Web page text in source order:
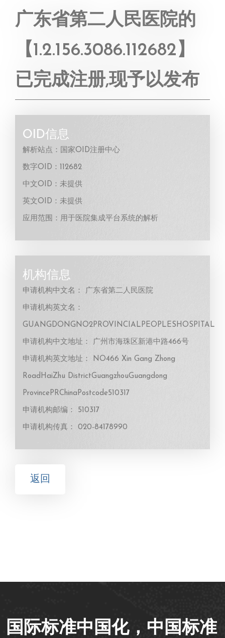
广东省第二人民医院的
【1.2.156.3086.112682】
已完成注册,现予以发布
OID信息
解析站点：国家OID注册中心
数字OID：112682
中文OID：未提供
英文OID：未提供
应用范围：用于医院集成平台系统的解析
机构信息
申请机构中文名： 广东省第二人民医院
申请机构英文名：
GUANGDONGNO2PROVINCIALPEOPLESHOSPITAL
申请机构中文地址： 广州市海珠区新港中路466号
申请机构英文地址： NO466 Xin Gang Zhong
RoadHaiZhu DistrictGuangzhouGuangdong
ProvincePRChinaPostcode510317
申请机构邮编： 510317
申请机构传真： 020-84178990
返回
国际标准中国化，中国标准